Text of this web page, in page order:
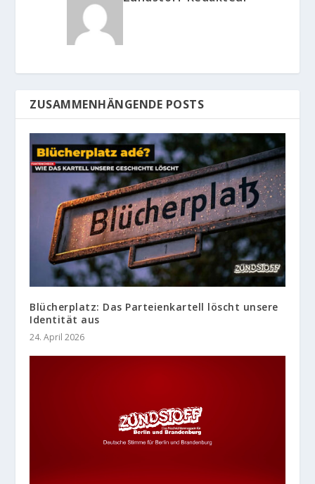
ZUSAMMENHÄNGENDE POSTS
Blücherplatz: Das Parteienkartell löscht unsere
Identität aus
24. April 2026